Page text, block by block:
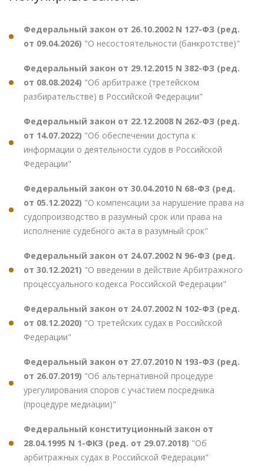
Федеральный закон от 26.10.2002 N 127-ФЗ (ред.
от 09.04.2026) "О несостоятельности (банкротстве)"
Федеральный закон от 29.12.2015 N 382-ФЗ (ред.
от 08.08.2024) "Об арбитраже (третейском
разбирательстве) в Российской Федерации"
Федеральный закон от 22.12.2008 N 262-ФЗ (ред.
от 14.07.2022) "Об обеспечении доступа к
информации о деятельности судов в Российской
Федерации"
Федеральный закон от 30.04.2010 N 68-ФЗ (ред.
от 05.12.2022) "О компенсации за нарушение права на
судопроизводство в разумный срок или права на
исполнение судебного акта в разумный срок"
Федеральный закон от 24.07.2002 N 96-ФЗ (ред.
от 30.12.2021) "О введении в действие Арбитражного
процессуального кодекса Российской Федерации"
Федеральный закон от 24.07.2002 N 102-ФЗ (ред.
от 08.12.2020) "О третейских судах в Российской
Федерации"
Федеральный закон от 27.07.2010 N 193-ФЗ (ред.
от 26.07.2019) "Об альтернативной процедуре
урегулирования споров с участием посредника
(процедуре медиации)"
Федеральный конституционный закон от
28.04.1995 N 1-ФКЗ (ред. от 29.07.2018) "Об
арбитражных судах в Российской Федерации"